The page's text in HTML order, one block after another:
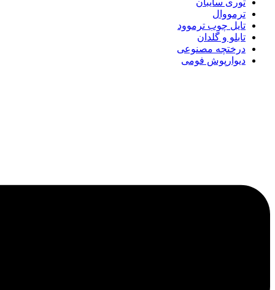
ترمووال
تایل چوب ترموود
تابلو و گلدان
درختچه مصنوعی
دیوارپوش فومی